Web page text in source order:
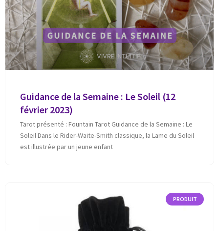
Guidance de la Semaine : Le Soleil (12
février 2023)
Tarot présenté : Fountain Tarot Guidance de la Semaine : Le
Soleil Dans le Rider-Waite-Smith classique, la Lame du Soleil
est illustrée par un jeune enfant